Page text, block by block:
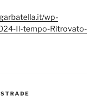
wp-
Il-tempo-Ritrovato-